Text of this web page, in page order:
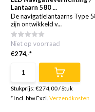
Lantaarn 580 ...
De navigatielantaarns Type
zijn ontwikkeld v...
Niet op voorraad
€274,-*
Stukprijs:€274,00/Stuk
* Incl. btw Excl.Verzendkosten